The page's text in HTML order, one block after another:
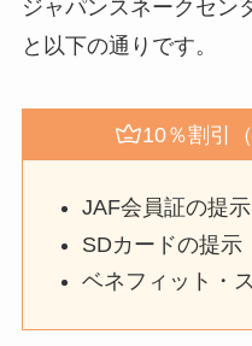
ジャパンスネークセン
と以下の通りです。
10％割引
JAF会員証の提示
SDカードの提示
ベネフィット・